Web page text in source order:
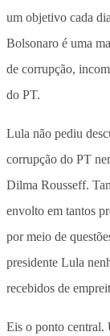
um objetivo cada
Bolsonaro é uma
de corrupção,
do PT.
Lula não pediu
corrupção do PT
Dilma Rousseff.
envolto em tantos
por meio de
presidente Lula
recebidos de
Eis o ponto central.